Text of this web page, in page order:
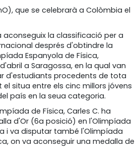
que se celebrarà a Colòmbia el
aconseguix la classificació per a
després d'obtindre la
Espanyola de Física,
a Saragossa, en la qual van
d'estudiants procedents de tota
el situa entre els cinc millors jóvens
país en la seua categoria.
de Física, Carles C. ha
d'Or (6a posició) en l'Olimpíada
i va disputar també l'Olimpíada
on va aconseguir una medalla de